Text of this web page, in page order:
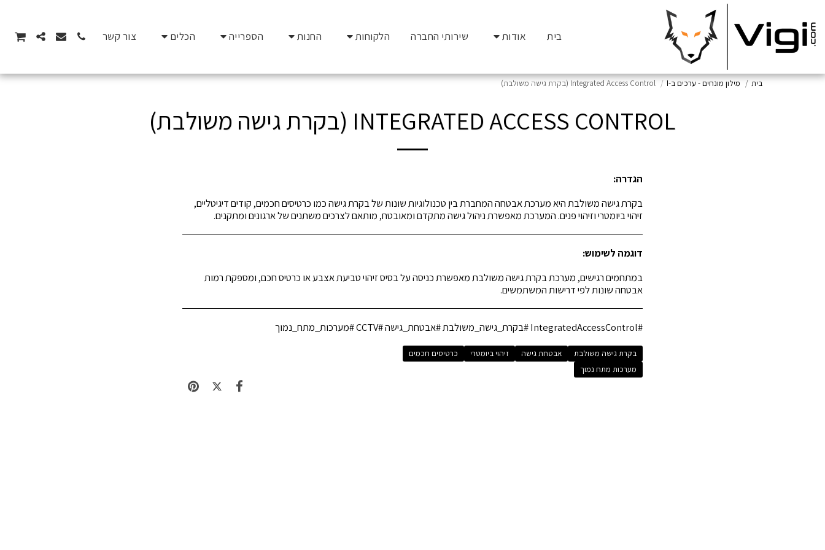
בית אודות שירותי החברה הלקוחות החנות הספרייה הכלים צור קשר
בית מילון מונחים - ערכים ב-I Integrated Access Control (בקרת גישה משולבת)
INTEGRATED ACCESS CONTROL (בקרת גישה משולבת)
הגדרה:
בקרת גישה משולבת היא מערכת אבטחה המחברת בין טכנולוגיות שונות של בקרת גישה כמו כרטיסים חכמים, קודים דיגיטליים,
זיהוי ביומטרי וזיהוי פנים. המערכת מאפשרת ניהול גישה מתקדם ומאובטח, מותאם לצרכים משתנים של ארגונים ומתקנים.
דוגמה לשימוש:
במתחמים רגישים, מערכת בקרת גישה משולבת מאפשרת כניסה על בסיס זיהוי טביעת אצבע או כרטיס חכם, ומספקת רמות
אבטחה שונות לפי דרישות המשתמשים.
#IntegratedAccessControl #בקרת_גישה_משולבת #אבטחת_גישה #CCTV #מערכות_מתח_נמוך
בקרת גישה משולבת אבטחת גישה זיהוי ביומטרי
כרטיסים חכמים
מערכות מתח נמוך